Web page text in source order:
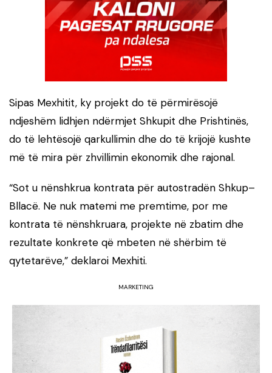
Sipas Mexhitit, ky projekt do të përmirësojë
ndjeshëm lidhjen ndërmjet Shkupit dhe Prishtinës,
do të lehtësojë qarkullimin dhe do të krijojë kushte
më të mira për zhvillimin ekonomik dhe rajonal.
“Sot u nënshkrua kontrata për autostradën Shkup–
Bllacë. Ne nuk matemi me premtime, por me
kontrata të nënshkruara, projekte në zbatim dhe
rezultate konkrete që mbeten në shërbim të
qytetarëve,” deklaroi Mexhiti.
MARKETING